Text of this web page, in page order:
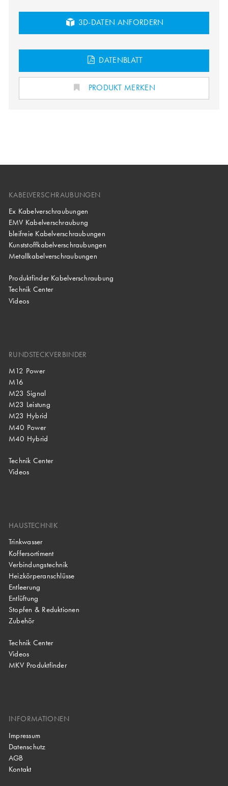
3D-DATEN ANFORDERN
DATENBLATT
PRODUKT MERKEN
KABELVERSCHRAUBUNGEN
Ex Kabelverschraubungen
EMV Kabelverschraubung
bleifreie Kabelverschraubungen
Kunststoffkabelverschraubungen
Metallkabelverschraubungen
Produktfinder Kabelverschraubung
Technik Center
Videos
RUNDSTECKVERBINDER
M12 Power
M16
M23 Signal
M23 Leistung
M23 Hybrid
M40 Power
M40 Hybrid
Technik Center
Videos
HAUSTECHNIK
Trinkwasser
Koffersortiment
Verbindungstechnik
Heizkörperanschlüsse
Entleerung
Entlüftung
Stopfen & Reduktionen
Zubehör
Technik Center
Videos
MKV Produktfinder
INFORMATIONEN
Impressum
Datenschutz
AGB
Kontakt